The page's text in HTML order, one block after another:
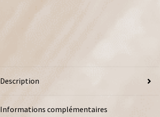
Description
Informations complémentaires